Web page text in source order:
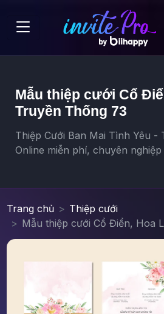
Mẫu thiệp cưới Cổ
Truyền Thống 73
Thiệp Cưới Ban Mai Tình Yêu -
Online miễn phí, chuyên nghiệp
Trang chủ
Thiệp cưới
Mẫu thiệp cưới Cổ Điển, Hoa